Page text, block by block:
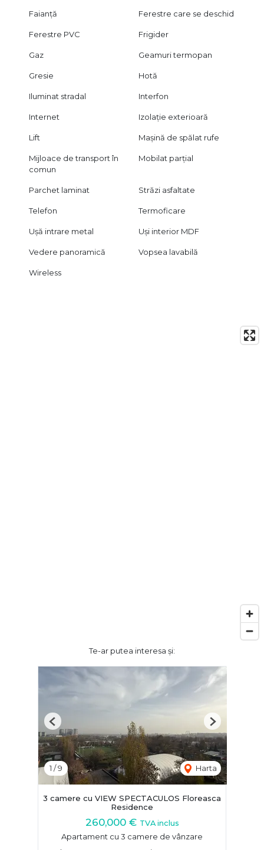
Faianță Ferestre care se deschid
Ferestre PVC Frigider
Gaz Geamuri termopan
Gresie Hotă
Iluminat stradal Interfon
Internet Izolație exterioară
Lift Mașină de spălat rufe
Mijloace de transport în
comun
Mobilat parțial
Parchet laminat Străzi asfaltate
Telefon Termoficare
Ușă intrare metal Uși interior MDF
Vedere panoramică Vopsea lavabilă
Wireless
Te-ar putea interesa și:
1 /9 Harta
Previous Next
3 camere cu VIEW SPECTACULOS Floreasca
Residence
260,000 € TVA inclus
Apartament cu 3 camere de vânzare